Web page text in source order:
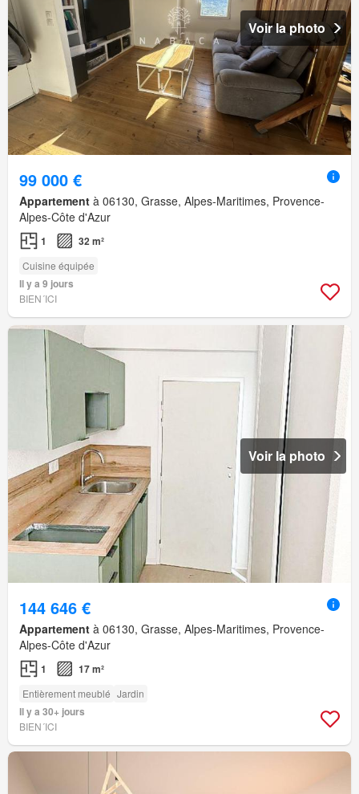
Voir la photo
99 000 €
Appartement à 06130, Grasse, Alpes-Maritimes, Provence-
Alpes-Côte d'Azur
1 32 m²
Cuisine équipée
Il y a 9 jours
BIEN´ICI
Voir la photo
144 646 €
Appartement à 06130, Grasse, Alpes-Maritimes, Provence-
Alpes-Côte d'Azur
1 17 m²
Entièrement meublé Jardin
Il y a 30+ jours
BIEN´ICI